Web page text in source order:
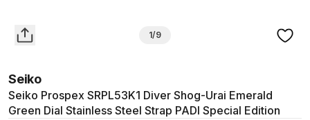
1/9
Seiko
Seiko Prospex SRPL53K1 Diver Shog-Urai Emerald
Green Dial Stainless Steel Strap PADI Special Edition